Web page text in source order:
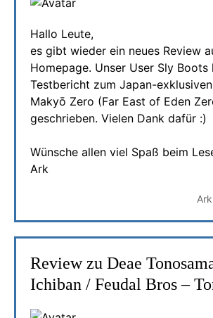
Hallo Leute,
es gibt wieder ein neues Review
Homepage. Unser User Sly Boots
Testbericht zum Japan-exklusiven
Makyō Zero (Far East of Eden
geschrieben. Vielen Dank dafür :)
Wünsche allen viel Spaß beim
Ark
Review zu Deae
Ichiban / Feudal Bros –